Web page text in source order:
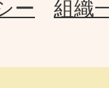
ー
組織